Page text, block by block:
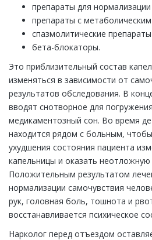
препараты для
препараты с
спазмолитические препараты
бета-блокаторы.
Это приблизительный состав
изменяться в зависимости от
результатов обследования. В
вводят снотворное для
медикаментозный сон. Во время
находится рядом с больным, чтобы
ухудшения состояния пациента
капельницы и оказать
Положительным результатом
нормализации самочувствия
рук, головная боль, тошнота и
восстанавливается психическое
Нарколог перед отъездом